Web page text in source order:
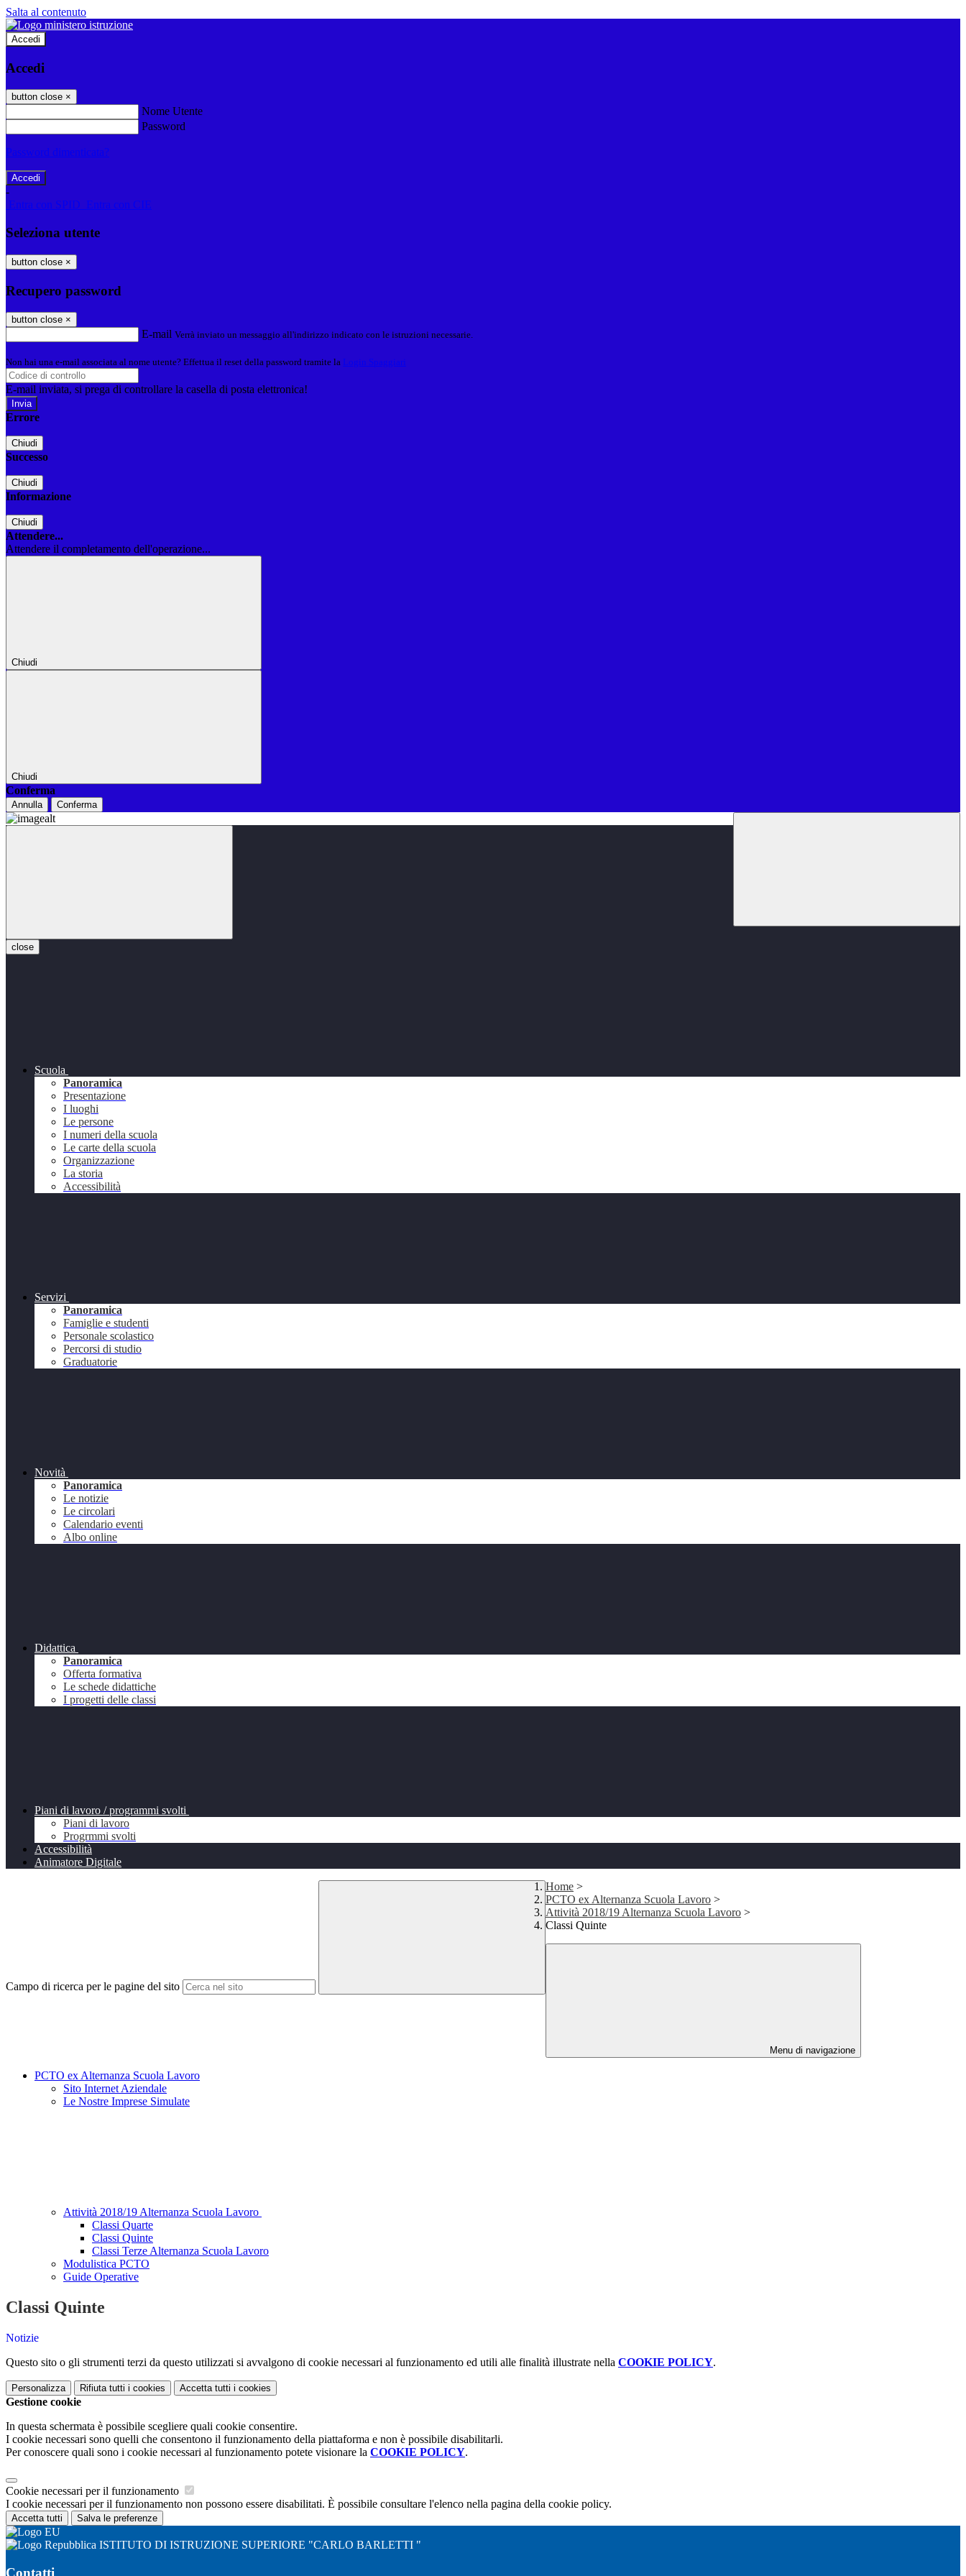
Salta al contenuto
Accedi
Accedi
button close ×
Nome Utente
Password
Password dimenticata?
-
Entra con SPID
Entra con CIE
Seleziona utente
button close ×
Recupero password
button close ×
E-mail Verrà inviato un messaggio all'indirizzo indicato con le istruzioni necessarie.
Non hai una e-mail associata al nome utente? Effettua il reset della password tramite la Login Spaggiari
E-mail inviata, si prega di controllare la casella di posta elettronica!
Errore
Chiudi
Successo
Chiudi
Informazione
Chiudi
Attendere...
Attendere il completamento dell'operazione...
Chiudi
Chiudi
Conferma
Annulla Conferma
close
Scuola
Panoramica
Presentazione
I luoghi
Le persone
I numeri della scuola
Le carte della scuola
Organizzazione
La storia
Accessibilità
Servizi
Panoramica
Famiglie e studenti
Personale scolastico
Percorsi di studio
Graduatorie
Novità
Panoramica
Le notizie
Le circolari
Calendario eventi
Albo online
Didattica
Panoramica
Offerta formativa
Le schede didattiche
I progetti delle classi
Piani di lavoro / programmi svolti
Piani di lavoro
Progrmmi svolti
Accessibilità
Animatore Digitale
Campo di ricerca per le pagine del sito
Home >
PCTO ex Alternanza Scuola Lavoro >
Attività 2018/19 Alternanza Scuola Lavoro >
Classi Quinte
Menu di navigazione
PCTO ex Alternanza Scuola Lavoro
Sito Internet Aziendale
Le Nostre Imprese Simulate
Attività 2018/19 Alternanza Scuola Lavoro
Classi Quarte
Classi Quinte
Classi Terze Alternanza Scuola Lavoro
Modulistica PCTO
Guide Operative
Classi Quinte
Notizie
Questo sito o gli strumenti terzi da questo utilizzati si avvalgono di cookie necessari al funzionamento ed utili alle finalità illustrate nella COOKIE POLICY.
Personalizza Rifiuta tutti i cookies Accetta tutti i cookies
Gestione cookie
In questa schermata è possibile scegliere quali cookie consentire.
I cookie necessari sono quelli che consentono il funzionamento della piattaforma e non è possibile disabilitarli.
Per conoscere quali sono i cookie necessari al funzionamento potete visionare la COOKIE POLICY.
Cookie necessari per il funzionamento
I cookie necessari per il funzionamento non possono essere disabilitati. È possibile consultare l'elenco nella pagina della cookie policy.
Accetta tutti Salva le preferenze
ISTITUTO DI ISTRUZIONE SUPERIORE "CARLO BARLETTI "
Contatti